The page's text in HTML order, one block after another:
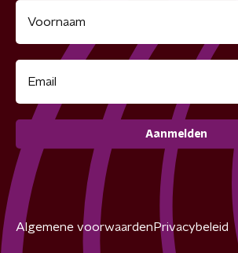
Aanmelden
Algemene voorwaarden Privacybeleid